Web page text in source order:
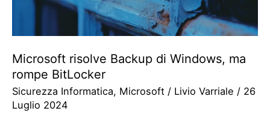
Microsoft risolve Backup di Windows, ma
rompe BitLocker
Sicurezza Informatica, Microsoft / Livio Varriale / 26
Luglio 2024